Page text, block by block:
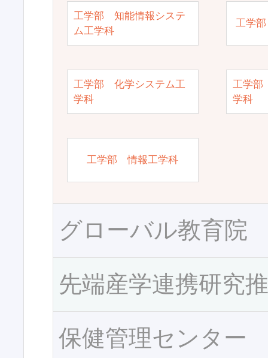
工学部 知能情報システ
ム工学科
工学
工学部 化学システム工
学科
工学部
学科
工学部 情報工学科
グローバル教育院
先端産学連携研究
保健管理センター